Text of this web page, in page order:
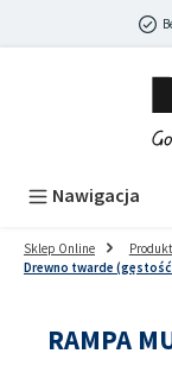
Przejdź do głównej
Nawigacja
Sklep Online
Drewno twarde (gęstość
RAMPA